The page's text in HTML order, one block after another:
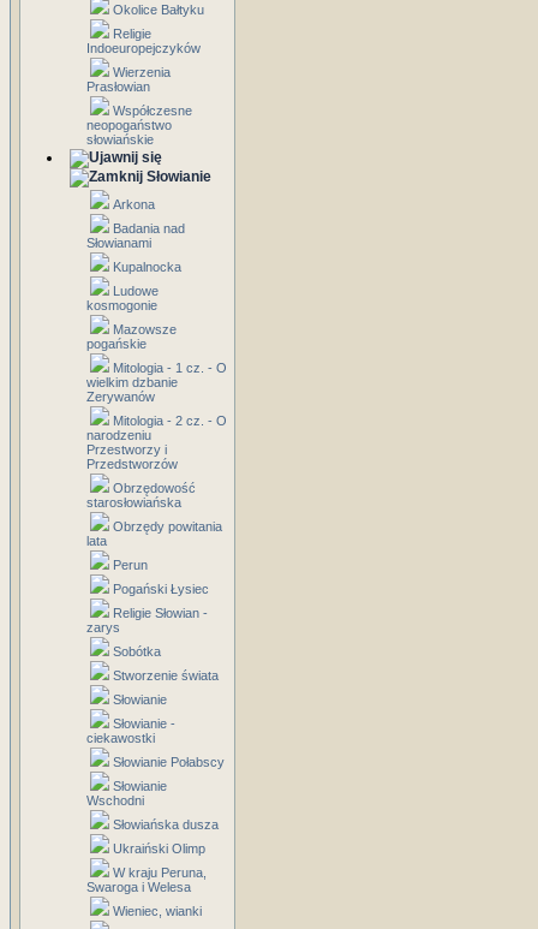
Okolice Bałtyku
Religie
Indoeuropejczyków
Wierzenia
Prasłowian
Współczesne
neopogaństwo
słowiańskie
Słowianie
Arkona
Badania nad
Słowianami
Kupalnocka
Ludowe
kosmogonie
Mazowsze
pogańskie
Mitologia - 1 cz. - O
wielkim dzbanie
Zerywanów
Mitologia - 2 cz. - O
narodzeniu
Przestworzy i
Przedstworzów
Obrzędowość
starosłowiańska
Obrzędy powitania
lata
Perun
Pogański Łysiec
Religie Słowian -
zarys
Sobótka
Stworzenie świata
Słowianie
Słowianie -
ciekawostki
Słowianie Połabscy
Słowianie
Wschodni
Słowiańska dusza
Ukraiński Olimp
W kraju Peruna,
Swaroga i Welesa
Wieniec, wianki